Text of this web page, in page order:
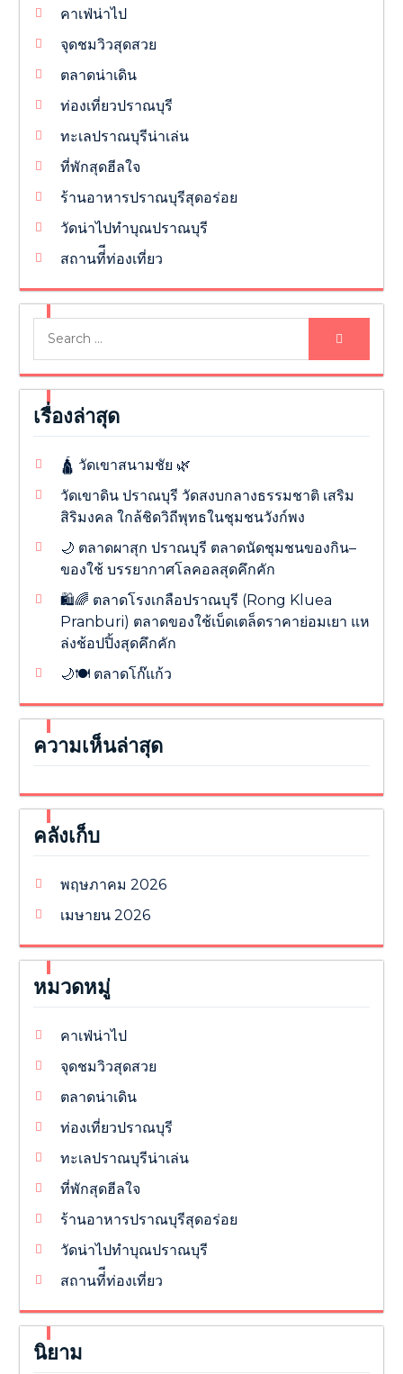
คาเฟ่น่าไป
จุดชมวิวสุดสวย
ตลาดน่าเดิน
ท่องเที่ยวปราณบุรี
ทะเลปราณบุรีน่าเล่น
ที่พักสุดฮีลใจ
ร้านอาหารปราณบุรีสุดอร่อย
วัดน่าไปทำบุณปราณบุรี
สถานที่ีท่องเที่ยว
เรื่องล่าสุด
🛕 วัดเขาสนามชัย 🌿
วัดเขาดิน ปราณบุรี วัดสงบกลางธรรมชาติ เสริม
สิริมงคล ใกล้ชิดวิถีพุทธในชุมชนวังก์พง
🌙 ตลาดผาสุก ปราณบุรี ตลาดนัดชุมชนของกิน–
ของใช้ บรรยากาศโลคอลสุดคึกคัก
🛍️🌈 ตลาดโรงเกลือปราณบุรี (Rong Kluea
Pranburi) ตลาดของใช้เบ็ดเตล็ดราคาย่อมเยา แห
ล่งช้อปปิ้งสุดคึกคัก
🌙🍽️ ตลาดโก๊แก้ว
ความเห็นล่าสุด
คลังเก็บ
พฤษภาคม 2026
เมษายน 2026
หมวดหมู่
คาเฟ่น่าไป
จุดชมวิวสุดสวย
ตลาดน่าเดิน
ท่องเที่ยวปราณบุรี
ทะเลปราณบุรีน่าเล่น
ที่พักสุดฮีลใจ
ร้านอาหารปราณบุรีสุดอร่อย
วัดน่าไปทำบุณปราณบุรี
สถานที่ีท่องเที่ยว
นิยาม